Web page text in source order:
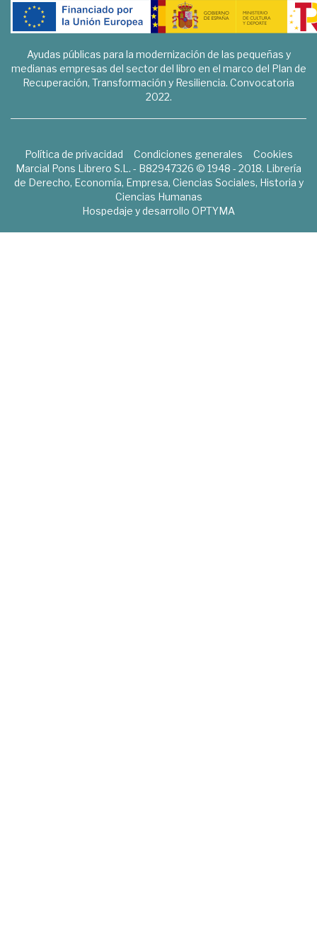
Ayudas públicas para la modernización de las pequeñas y
medianas empresas del sector del libro en el marco del Plan de
Recuperación, Transformación y Resiliencia. Convocatoria
2022.
Política de privacidad Condiciones generales
Cookies
Marcial Pons Librero S.L. - B82947326 © 1948 - 2018. Librería
de Derecho, Economía, Empresa, Ciencias Sociales, Historia y
Ciencias Humanas
Hospedaje y desarrollo OPTYMA